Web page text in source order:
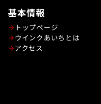
基本情報
トップページ
ウインクあいちとは
アクセス